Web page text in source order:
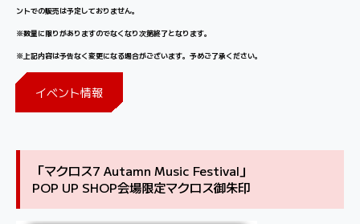
ントでの販売は予定しておりません。
※数量に限りがありますのでなくなり次第終了となります。
※上記内容は予告なく変更になる場合がございます。予めご了承ください。
イベント情報
「マクロス7 Autamn Music Festival」
POP UP SHOP会場限定マクロス御朱印